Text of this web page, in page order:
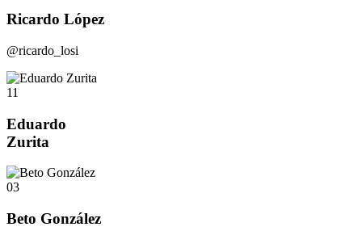
Ricardo López
@ricardo_losi
11
Eduardo
Zurita
03
Beto González